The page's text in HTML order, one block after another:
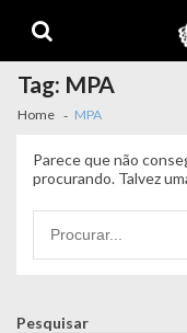
navigation
content
Tag: MPA
Home MPA
Parece que não
procurando. Talvez
por:
Pesquisar